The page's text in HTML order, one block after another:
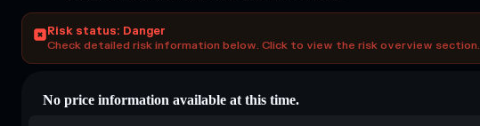
Risk status: Danger
Check detailed risk information below. Click to view the risk overview section.
No price information available at this time.